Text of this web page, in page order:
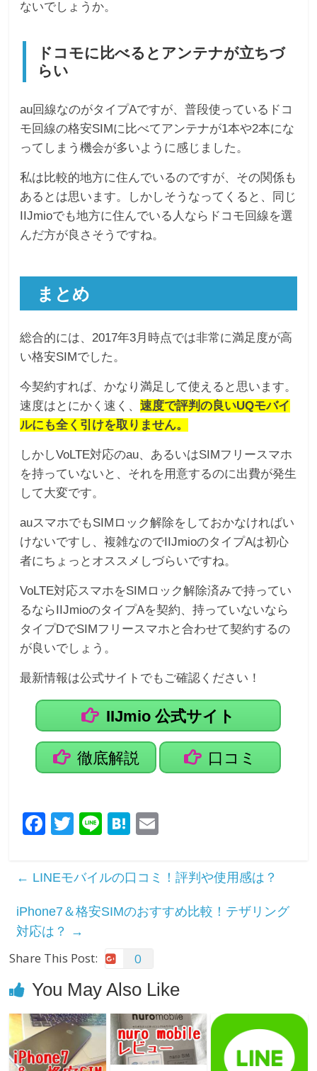
ないでしょうか。
ドコモに比べるとアンテナが立ちづ
らい
au回線なのがタイプAですが、普段使っているドコ
モ回線の格安SIMに比べてアンテナが1本や2本にな
ってしまう機会が多いように感じました。
私は比較的地方に住んでいるのですが、その関係も
あるとは思います。しかしそうなってくると、同じ
IIJmioでも地方に住んでいる人ならドコモ回線を選
んだ方が良さそうですね。
まとめ
総合的には、2017年3月時点では非常に満足度が高
い格安SIMでした。
今契約すれば、かなり満足して使えると思います。
速度はとにかく速く、速度で評判の良いUQモバイ
ルにも全く引けを取りません。
しかしVoLTE対応のau、あるいはSIMフリースマホ
を持っていないと、それを用意するのに出費が発生
して大変です。
auスマホでもSIMロック解除をしておかなければい
けないですし、複雑なのでIIJmioのタイプAは初心
者にちょっとオススメしづらいですね。
VoLTE対応スマホをSIMロック解除済みで持ってい
るならIIJmioのタイプAを契約、持っていないなら
タイプDでSIMフリースマホと合わせて契約するの
が良いでしょう。
最新情報は公式サイトでもご確認ください！
IIJmio 公式サイト
徹底解説 口コミ
F
c
b
o
o
k
T
tt
er
Li
e
H
e
n
a
ail
← LINEモバイルの口コミ！評判や使用感は？
iPhone7＆格安SIMのおすすめ比較！テザリング
対応は？
→
Share This Post: 0
You May Also Like